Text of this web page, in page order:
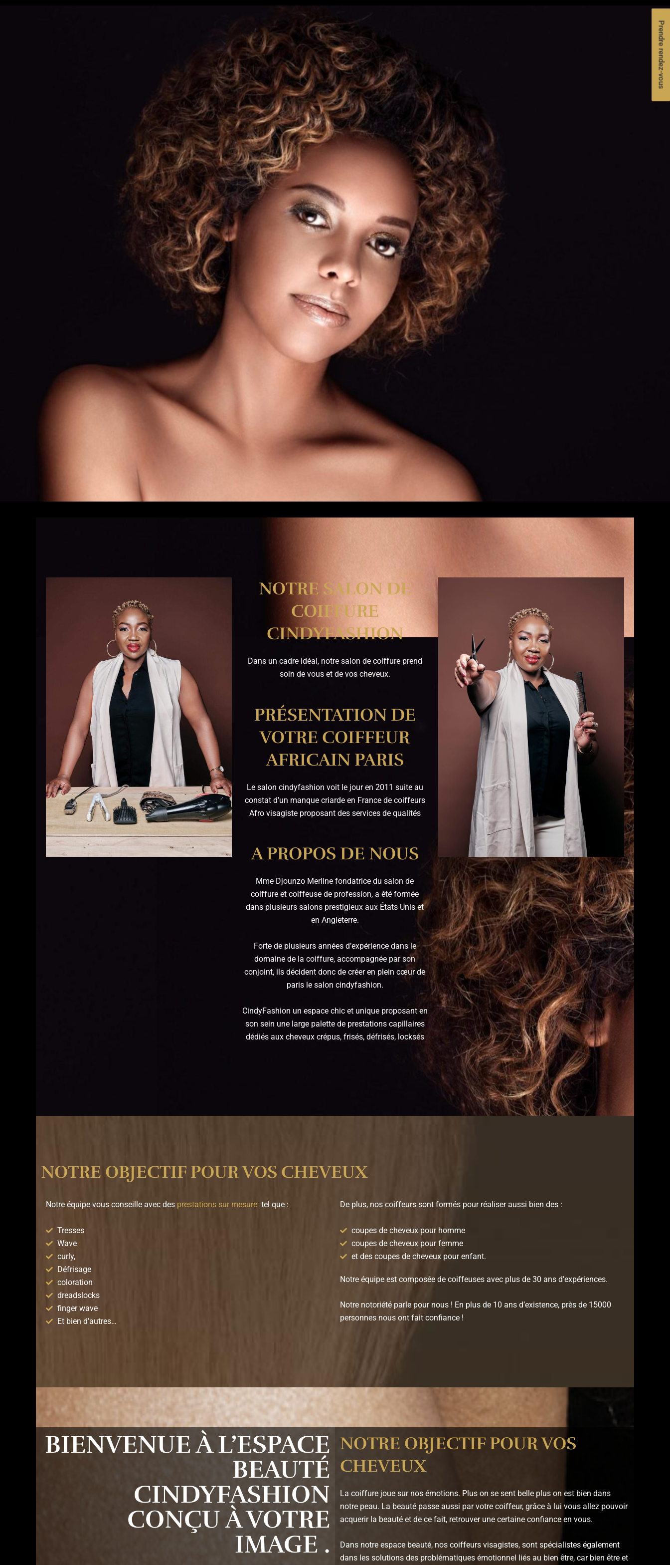
NOTRE SALON DE
COIFFURE
CINDYFASHION
Dans un cadre idéal, notre salon de coiffure prend
soin de vous et de vos cheveux.
PRÉSENTATION DE
VOTRE COIFFEUR
AFRICAIN PARIS
Le salon cindyfashion voit le jour en 2011 suite au
constat d’un manque criarde en France de coiffeurs
Afro visagiste proposant des services de qualités
A PROPOS DE NOUS
Mme Djounzo Merline fondatrice du salon de
coiffure et coiffeuse de profession, a été formée
dans plusieurs salons prestigieux aux États Unis et
en Angleterre.
Forte de plusieurs années d’expérience dans le
domaine de la coiffure, accompagnée par son
conjoint, ils décident donc de créer en plein cœur de
paris le salon cindyfashion.
CindyFashion un espace chic et unique proposant en
son sein une large palette de prestations capillaires
dédiés aux cheveux crépus, frisés, défrisés, locksés
NOTRE OBJECTIF POUR VOS CHEVEUX
Notre équipe vous conseille avec des prestations sur mesure tel que :
Tresses
Wave
curly,
Défrisage
coloration
dreadslocks
finger wave
Et bien d’autres…
De plus, nos coiffeurs sont formés pour réaliser aussi bien des :
coupes de cheveux pour homme
coupes de cheveux pour femme
et des coupes de cheveux pour enfant.
Notre équipe est composée de coiffeuses avec plus de 30 ans d’expériences.
Notre notoriété parle pour nous ! En plus de 10 ans d’existence, près de 15000
personnes nous ont fait confiance !
BIENVENUE À L’ESPACE
BEAUTÉ
CINDYFASHION
CONÇU À VOTRE
IMAGE .
NOTRE OBJECTIF POUR VOS
CHEVEUX
La coiffure joue sur nos émotions. Plus on se sent belle plus on est bien dans
notre peau. La beauté passe aussi par votre coiffeur, grâce à lui vous allez pouvoir
acquerir la beauté et de ce fait, retrouver une certaine confiance en vous.
Dans notre espace beauté, nos coiffeurs visagistes, sont spécialistes également
dans les solutions des problématiques émotionnel liés au bien être, car bien être et
Prendre rendez-vous